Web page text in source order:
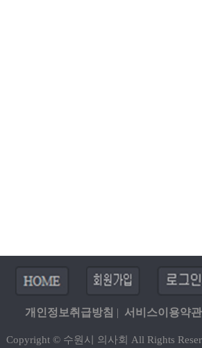
개인정보취급방침 | 서비스이용약관
Copyright © 수원시 의사회 All Rights